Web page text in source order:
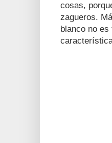
cosas,
zagueros.
blanco no